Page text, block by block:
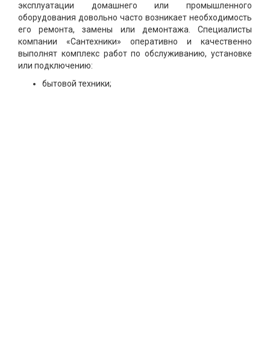
эксплуатации домашнего или промышленного
оборудования довольно часто возникает необходимость
его ремонта, замены или демонтажа. Специалисты
компании «Сантехники» оперативно и качественно
выполнят комплекс работ по обслуживанию, установке
или подключению:
бытовой техники;